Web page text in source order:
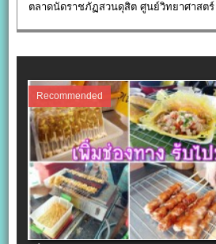
ตลาดนัดราชภัฏสวนดุสิต ศูนย์วิทยาศาสต
Recommended